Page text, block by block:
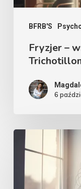
BFRB'S
w
salonie
Fryzjer –
6
Zaburzenia
BFRB’s